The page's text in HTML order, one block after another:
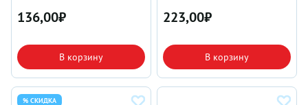
136,00₽
В корзину
223,00₽
В корзину
% СКИДКА